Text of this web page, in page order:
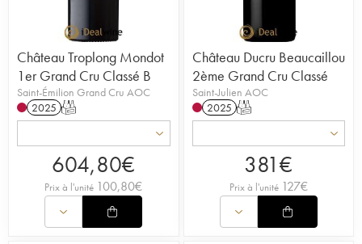
Château Troplong Mondot
1er Grand Cru Classé B
Saint-Émilion Grand Cru AOC
2025 T
604,80€
Prix à l'unité 100,80€
Château Ducru Beaucaillou
2ème Grand Cru Classé
Saint-Julien AOC
2025 T
381€
Prix à l'unité 127€